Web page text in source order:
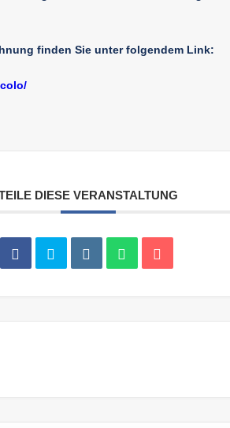
finden Sie unter folgendem Link:
DIESE VERANSTALTUNG